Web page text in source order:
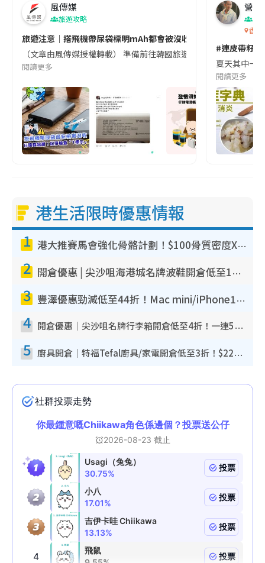
風傳媒
旅遊攻略
旅遊注意｜搭飛機帶尿袋標明mAh都會被沒收😱出發前切記檢查
（文章由風傳媒授權轉載） 準備前往韓國旅遊的民眾，近期要
閱讀更多
營養
香港
#連皮帶籽
夏天其中一
閱讀更多
港生活限時優惠情報
1 港大推賽馬會強化骨骼計劃！$100骨質密度X光檢查 完成免費運動訓練送超市禮券！附參加資格
2 開倉優惠 | 尖沙咀海港城名牌波鞋開倉低至1折！On鞋$899起／Joy&Peace鞋履$98起
3 豐澤優惠勁減低至44折！Mac mini/iPhone17Pro大減價！廚房家電$220起
4 開倉優惠｜尖沙咀名牌行李箱開倉低至4折！一連5日 American Tourister/ace./Hallmark $200起！
5 廚具開倉｜特福Tefal廚具/家電開倉低至3折！$220起買平底鍋/炒鑊/湯煲！電飯煲/吸塵機/燙斗$418起